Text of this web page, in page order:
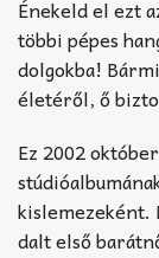
Énekeld el ezt
többi pépes
dolgokba!
életéről, ő
Ez 2002
kislemezeként.
dalt első